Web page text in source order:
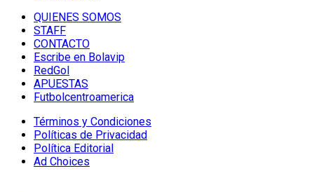
QUIENES SOMOS
STAFF
CONTACTO
Escribe en Bolavip
RedGol
APUESTAS
Futbolcentroamerica
Términos y Condiciones
Políticas de Privacidad
Política Editorial
Ad Choices